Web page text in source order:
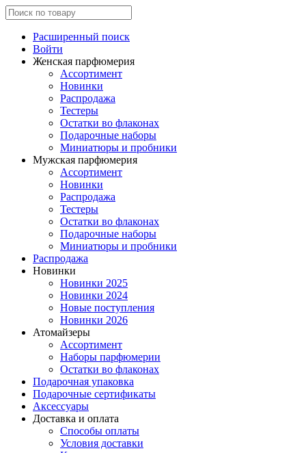
Расширенный поиск
Войти
Женская парфюмерия
Ассортимент
Новинки
Распродажа
Тестеры
Остатки во флаконах
Подарочные наборы
Миниатюры и пробники
Мужская парфюмерия
Ассортимент
Новинки
Распродажа
Тестеры
Остатки во флаконах
Подарочные наборы
Миниатюры и пробники
Распродажа
Новинки
Новинки 2025
Новинки 2024
Новые поступления
Новинки 2026
Атомайзеры
Ассортимент
Наборы парфюмерии
Остатки во флаконах
Подарочная упаковка
Подарочные сертификаты
Аксессуары
Доставка и оплата
Способы оплаты
Условия доставки